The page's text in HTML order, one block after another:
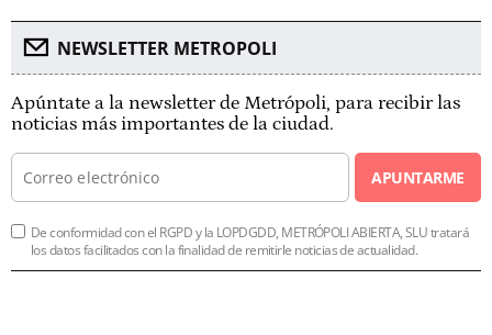
NEWSLETTER METROPOLI
Apúntate a la newsletter de Metrópoli, para recibir las
noticias más importantes de la ciudad.
APUNTARME
De conformidad con el RGPD y la LOPDGDD, METRÓPOLI ABIERTA, SLU tratará
los datos facilitados con la finalidad de remitirle noticias de actualidad.